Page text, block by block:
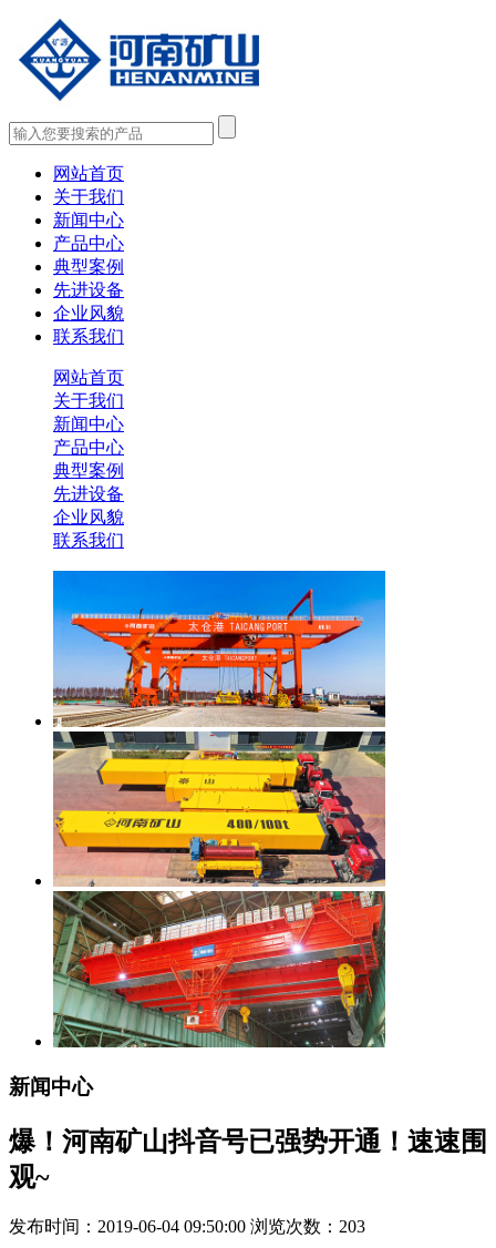
网站首页
关于我们
新闻中心
产品中心
典型案例
先进设备
企业风貌
联系我们
网站首页
关于我们
新闻中心
产品中心
典型案例
先进设备
企业风貌
联系我们
新闻中心
爆！河南矿山抖音号已强势开通！速速围
观~
发布时间：2019-06-04 09:50:00 浏览次数： 203